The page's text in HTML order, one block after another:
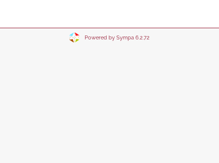
Powered by Sympa 6.2.72